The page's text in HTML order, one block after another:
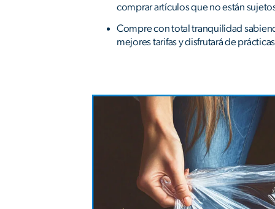
comprar artículos que no están
Compre con total tranquilidad
mejores tarifas y disfrutará de